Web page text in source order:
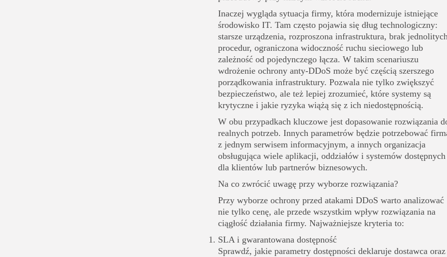
Inaczej wygląda sytuacja firmy, która modernizuje istniejące
środowisko IT. Tam często pojawia się dług technologiczny:
starsze urządzenia, rozproszona infrastruktura, brak
procedur, ograniczona widoczność ruchu sieciowego lub
zależność od pojedynczego łącza. W takim scenariuszu
wdrożenie ochrony anty-DDoS może być częścią szerszego
porządkowania infrastruktury. Pozwala nie tylko zwiększyć
bezpieczeństwo, ale też lepiej zrozumieć, które systemy są
krytyczne i jakie ryzyka wiążą się z ich niedostępnością.
W obu przypadkach kluczowe jest dopasowanie rozwiązania
realnych potrzeb. Innych parametrów będzie potrzebować
z jednym serwisem informacyjnym, a innych organizacja
obsługująca wiele aplikacji, oddziałów i systemów dostępnych
dla klientów lub partnerów biznesowych.
Na co zwrócić uwagę przy wyborze rozwiązania?
Przy wyborze ochrony przed atakami DDoS warto analizować
nie tylko cenę, ale przede wszystkim wpływ rozwiązania na
ciągłość działania firmy. Najważniejsze kryteria to:
SLA i gwarantowana dostępność
Sprawdź, jakie parametry dostępności deklaruje dostawca oraz